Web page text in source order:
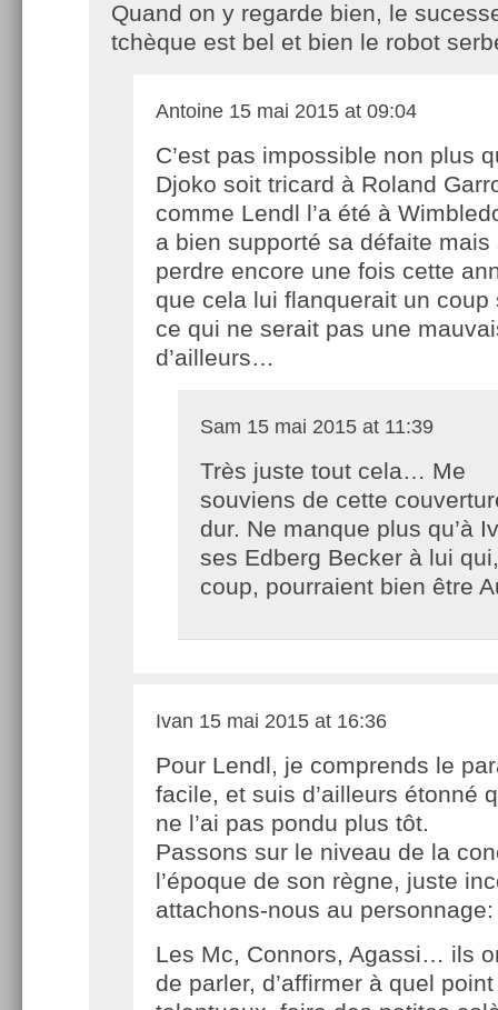
Quand on y regarde bien, le
tchèque est bel et bien le robot
Antoine 15 mai 2015 at 09:04
C’est pas impossible non plus
Djoko soit tricard à Roland
comme Lendl l’a été à
a bien supporté sa défaite mais
perdre encore une fois cette
que cela lui flanquerait un coup
ce qui ne serait pas une
d’ailleurs…
Sam 15 mai 2015 at 11:39
Très juste tout cela… Me
souviens de cette
dur. Ne manque plus qu’à
ses Edberg Becker à lui
coup, pourraient bien être
Ivan 15 mai 2015 at 16:36
Pour Lendl, je comprends le
facile, et suis d’ailleurs étonné
ne l’ai pas pondu plus tôt.
Passons sur le niveau de la
l’époque de son règne, juste
attachons-nous au personnage:
Les Mc, Connors, Agassi… ils
de parler, d’affirmer à quel